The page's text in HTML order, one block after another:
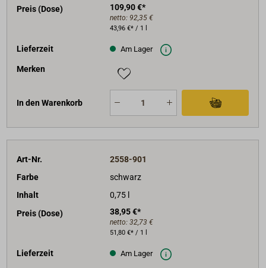
Preis (Dose)
109,90 €*
netto: 92,35 €
43,96 €* / 1 l
Lieferzeit Am Lager
Merken
In den Warenkorb
Art-Nr.
2558-901
Farbe
schwarz
Inhalt
0,75 l
Preis (Dose)
38,95 €*
netto: 32,73 €
51,80 €* / 1 l
Lieferzeit Am Lager